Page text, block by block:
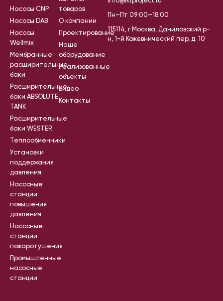
Насосы CNP
Насосы DAB
Насосы
Wellmix
Мембранные
расширительные
баки
Расширительные
баки ABSOLUTE
TANK
Расширительные
баки WESTER
Теплообменники
Установки
поддержания
давления
Насосные
станции
повышения
давления
Насосные
станции
пожаротушения
Промышленные
насосные
станции
товаров
О компании
Проектирование
Наше
оборудование
Реализованные
объекты
Видео
Контакты
Пн–Пт 09:00–18:00
115114, г Москва, Даниловский р-
н, 1-й Кожевнический пер, д. 10